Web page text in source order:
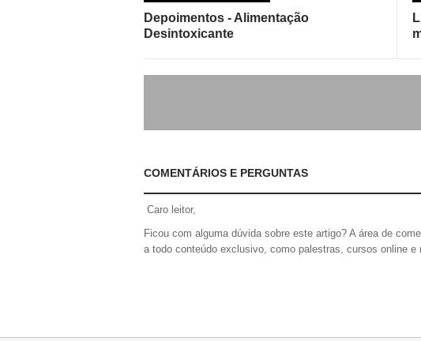
Depoimentos - Alimentação
Desintoxicante
COMENTÁRIOS E PERGUNTAS
Caro leitor,
Ficou com alguma dúvida sobre este artigo? A área de
a todo conteúdo exclusivo, como palestras, cursos online